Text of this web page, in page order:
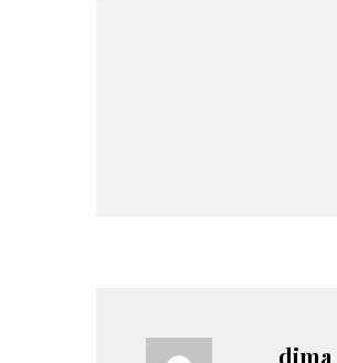
dima